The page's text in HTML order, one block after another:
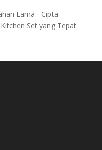
Lama - Cipta
Set yang Tepat